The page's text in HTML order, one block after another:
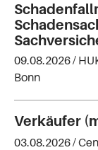
09.08.2026 /
Bonn
Verkäufer
03.08.2026 /